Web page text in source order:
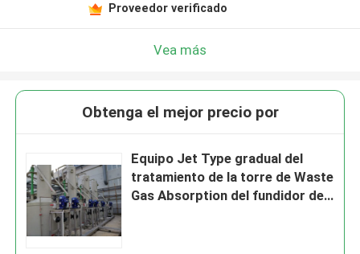
Proveedor verificado
Vea más
Obtenga el mejor precio por
Equipo Jet Type gradual del
tratamiento de la torre de Waste
Gas Absorption del fundidor del